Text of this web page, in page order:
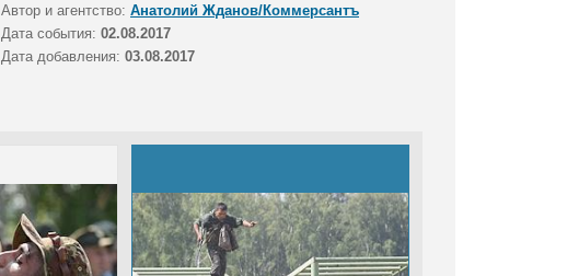
Автор и агентство: Анатолий Жданов/Коммерсантъ
Дата события: 02.08.2017
Дата добавления: 03.08.2017